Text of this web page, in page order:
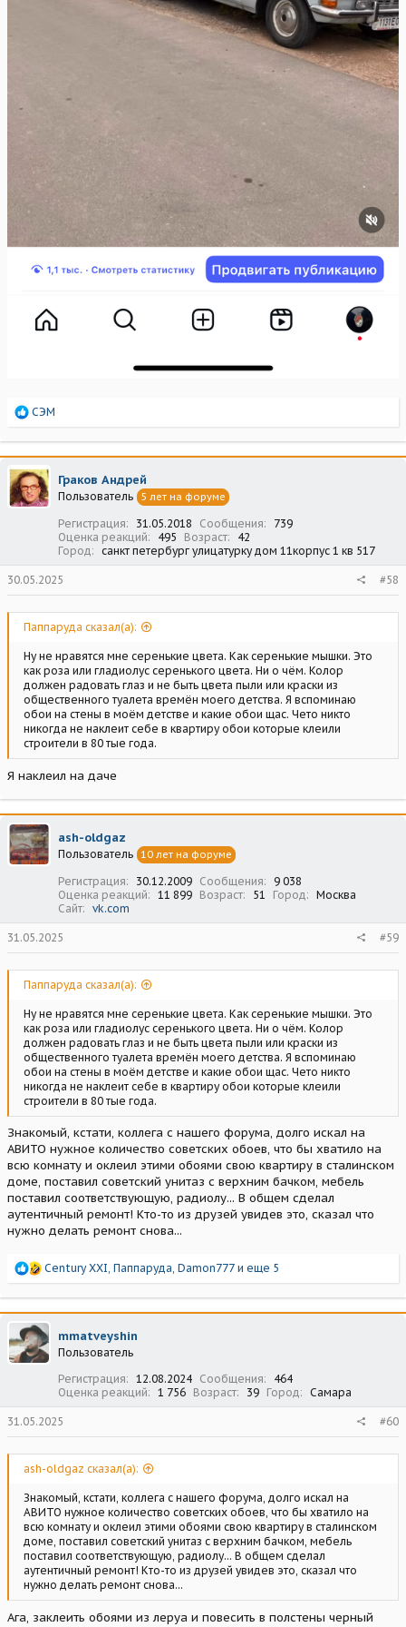
Р
а
к
ц
и
и
СЭМ
Граков Андрей
Пользователь 5 лет на форуме
Регистрация 31.05.2018 Сообщения
739
Оценка реакций
495 Возраст
42
Город
санкт петербург улицатурку дом 11корпус 1 кв 517
30.05.2025 #58
Паппаруда сказал(а):
Ну не нравятся мне серенькие цвета. Как серенькие мышки. Это
как роза или гладиолус серенького цвета. Ни о чëм. Колор
должен радовать глаз и не быть цвета пыли или краски из
общественного туалета времён моего детства. Я вспоминаю
обои на стены в моём детстве и какие обои щас. Чето никто
никогда не наклеит себе в квартиру обои которые клеили
строители в 80 тые года.
Я наклеил на даче
ash-oldgaz
Пользователь 10 лет на форуме
Регистрация 30.12.2009 Сообщения
9 038
Оценка реакций
11 899 Возраст 51 Город
Москва
Сайт
vk.com
31.05.2025 #59
Паппаруда сказал(а):
Ну не нравятся мне серенькие цвета. Как серенькие мышки. Это
как роза или гладиолус серенького цвета. Ни о чëм. Колор
должен радовать глаз и не быть цвета пыли или краски из
общественного туалета времён моего детства. Я вспоминаю
обои на стены в моём детстве и какие обои щас. Чето никто
никогда не наклеит себе в квартиру обои которые клеили
строители в 80 тые года.
Знакомый, кстати, коллега с нашего форума, долго искал на
АВИТО нужное количество советских обоев, что бы хватило на
всю комнату и оклеил этими обоями свою квартиру в сталинском
доме, поставил советский унитаз с верхним бачком, мебель
поставил соответствующую, радиолу... В общем сделал
аутентичный ремонт! Кто-то из друзей увидев это, сказал что
нужно делать ремонт снова...
Р
а
к
ц
и
и
Century XXI, Паппаруда, Damon777 и еще 5
mmatveyshin
Пользователь
Регистрация
12.08.2024 Сообщения
464
Оценка реакций
1 756 Возраст 39 Город Самара
31.05.2025 #60
ash-oldgaz сказал(а):
Знакомый, кстати, коллега с нашего форума, долго искал на
АВИТО нужное количество советских обоев, что бы хватило на
всю комнату и оклеил этими обоями свою квартиру в сталинском
доме, поставил советский унитаз с верхним бачком, мебель
поставил соответствующую, радиолу... В общем сделал
аутентичный ремонт! Кто-то из друзей увидев это, сказал что
нужно делать ремонт снова...
Ага, заклеить обоями из леруа и повесить в полстены черный